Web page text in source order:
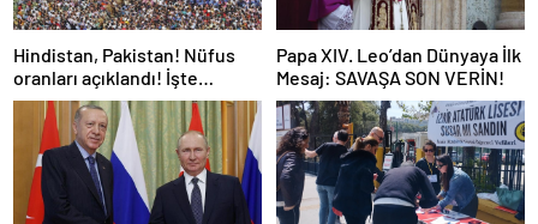
Hindistan, Pakistan! Nüfus
oranları açıklandı! İşte
Dünyanın en kalabalık ülkesi!
Dünya haritası ülkeler!
Papa XIV. Leo’dan Dünyaya İlk
Mesaj: SAVAŞA SON VERİN!